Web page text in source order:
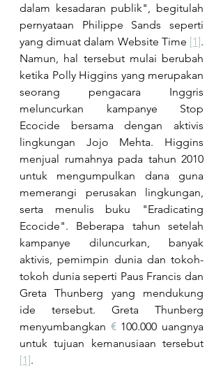
dalam kesadaran publik", begitulah
pernyataan Philippe Sands seperti
yang dimuat dalam Website Time [1].
Namun, hal tersebut mulai berubah
ketika Polly Higgins yang merupakan
seorang pengacara Inggris
meluncurkan kampanye Stop
Ecocide bersama dengan aktivis
lingkungan Jojo Mehta. Higgins
menjual rumahnya pada tahun 2010
untuk mengumpulkan dana guna
memerangi perusakan lingkungan,
serta menulis buku "Eradicating
Ecocide". Beberapa tahun setelah
kampanye diluncurkan, banyak
aktivis, pemimpin dunia dan tokoh-
tokoh dunia seperti Paus Francis dan
Greta Thunberg yang mendukung
ide tersebut. Greta Thunberg
menyumbangkan € 100.000 uangnya
[1].